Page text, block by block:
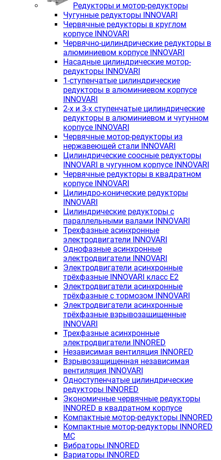
Редукторы и мотор-редукторы
Чугунные редукторы INNOVARI
Червячные редукторы в круглом
корпусе INNOVARI
Червячно-цилиндрические редукторы в
алюминиевом корпусе INNOVARI
Насадные цилиндрические мотор-
редукторы INNOVARI
1-ступенчатые цилиндрические
редукторы в алюминиевом корпусе
INNOVARI
2-х и 3-х ступенчатые цилиндрические
редукторы в алюминиевом и чугунном
корпусе INNOVARI
Червячные мотор-редукторы из
нержавеющей стали INNOVARI
Цилиндрические соосные редукторы
INNOVARI в чугунном корпусе INNOVARI
Червячные редукторы в квадратном
корпусе INNOVARI
Цилиндро-конические редукторы
INNOVARI
Цилиндрические редукторы с
параллельными валами INNOVARI
Трехфазные асинхронные
электродвигатели INNOVARI
Однофазные асинхронные
электродвигатели INNOVARI
Электродвигатели асинхронные
трёхфазные INNOVARI класс E2
Электродвигатели асинхронные
трёхфазные с тормозом INNOVARI
Электродвигатели асинхронные
трёхфазные взрывозащищенные
INNOVARI
Трехфазные асинхронные
электродвигатели INNORED
Независимая вентиляция INNORED
Взрывозащищенная независимая
вентиляция INNOVARI
Одноступенчатые цилиндрические
редукторы INNORED
Экономичные червячные редукторы
INNORED в квадратном корпусе
Компактные мотор-редукторы INNORED
Компактные мотор-редукторы INNORED
MC
Вибраторы INNORED
Вариаторы INNORED